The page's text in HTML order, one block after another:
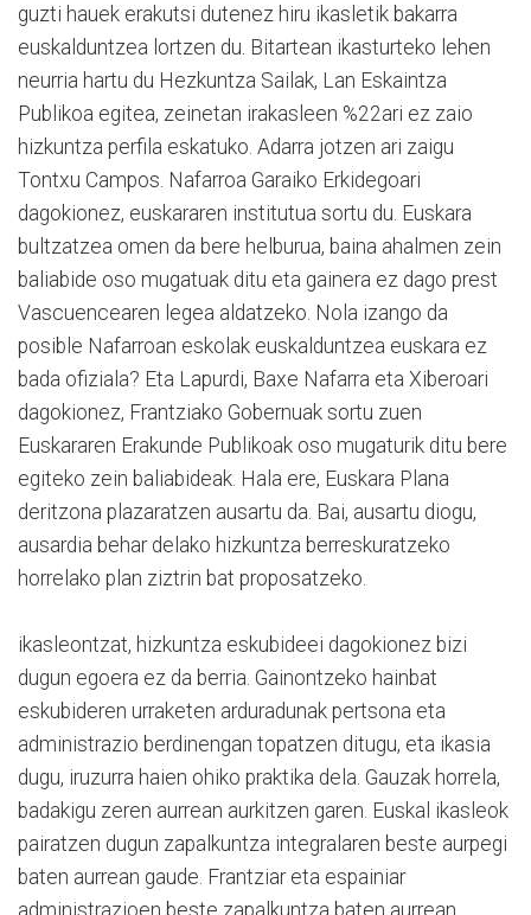
guzti hauek erakutsi dutenez hiru ikasletik bakarra
euskalduntzea lortzen du. Bitartean ikasturteko lehen
neurria hartu du Hezkuntza Sailak, Lan Eskaintza
Publikoa egitea, zeinetan irakasleen %22ari ez zaio
hizkuntza perfila eskatuko. Adarra jotzen ari zaigu
Tontxu Campos. Nafarroa Garaiko Erkidegoari
dagokionez, euskararen institutua sortu du. Euskara
bultzatzea omen da bere helburua, baina ahalmen zein
baliabide oso mugatuak ditu eta gainera ez dago prest
Vascuencearen legea aldatzeko. Nola izango da
posible Nafarroan eskolak euskalduntzea euskara ez
bada ofiziala? Eta Lapurdi, Baxe Nafarra eta Xiberoari
dagokionez, Frantziako Gobernuak sortu zuen
Euskararen Erakunde Publikoak oso mugaturik ditu bere
egiteko zein baliabideak. Hala ere, Euskara Plana
deritzona plazaratzen ausartu da. Bai, ausartu diogu,
ausardia behar delako hizkuntza berreskuratzeko
horrelako plan ziztrin bat proposatzeko.
ikasleontzat, hizkuntza eskubideei dagokionez bizi
dugun egoera ez da berria. Gainontzeko hainbat
eskubideren urraketen arduradunak pertsona eta
administrazio berdinengan topatzen ditugu, eta ikasia
dugu, iruzurra haien ohiko praktika dela. Gauzak horrela,
badakigu zeren aurrean aurkitzen garen. Euskal ikasleok
pairatzen dugun zapalkuntza integralaren beste aurpegi
baten aurrean gaude. Frantziar eta espainiar
administrazioen beste zapalkuntza baten aurrean.